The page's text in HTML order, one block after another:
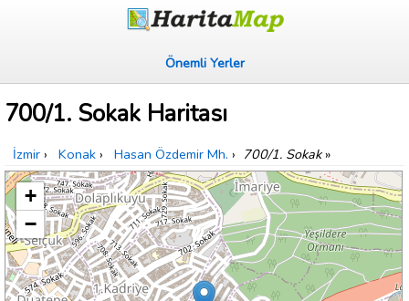
Önemli Yerler
700/1. Sokak Haritası
İzmir › Konak › Hasan Özdemir Mh. › 700/1. Sokak»
+
−